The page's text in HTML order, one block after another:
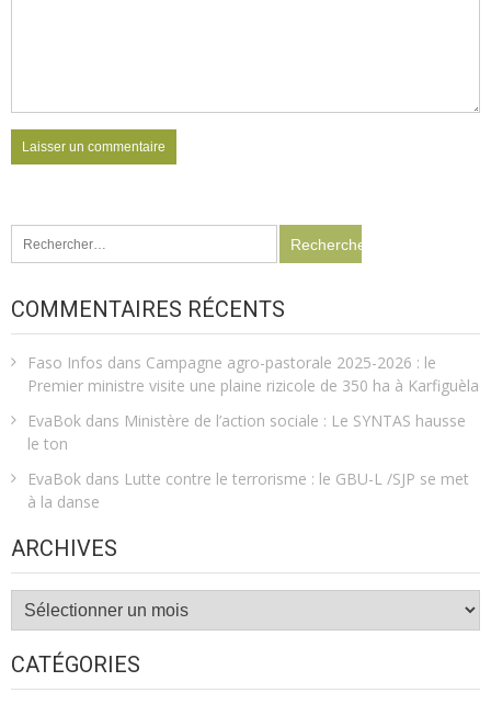
COMMENTAIRES RÉCENTS
Faso Infos dans Campagne agro-pastorale 2025-2026 : le
Premier ministre visite une plaine rizicole de 350 ha à Karfiguèla
EvaBok dans Ministère de l’action sociale : Le SYNTAS hausse
le ton
EvaBok dans Lutte contre le terrorisme : le GBU-L /SJP se met
à la danse
ARCHIVES
Archives
CATÉGORIES